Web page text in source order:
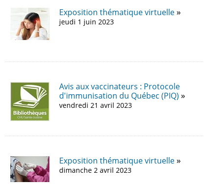
Exposition thématique virtuelle
jeudi 1 juin 2023
Avis aux vaccinateurs : Protocole
d'immunisation du Québec (PIQ)
vendredi 21 avril 2023
Exposition thématique virtuelle
dimanche 2 avril 2023